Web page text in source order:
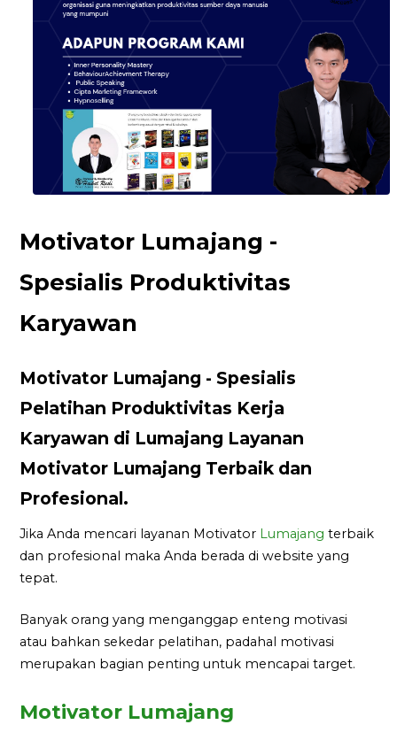
Motivator Lumajang -
Spesialis Produktivitas
Karyawan
Motivator Lumajang - Spesialis
Pelatihan Produktivitas Kerja
Karyawan di Lumajang Layanan
Motivator Lumajang Terbaik dan
Profesional.
Jika Anda mencari layanan Motivator Lumajang terbaik
dan profesional maka Anda berada di website yang
tepat.
Banyak orang yang menganggap enteng motivasi
atau bahkan sekedar pelatihan, padahal motivasi
merupakan bagian penting untuk mencapai target.
Motivator Lumajang